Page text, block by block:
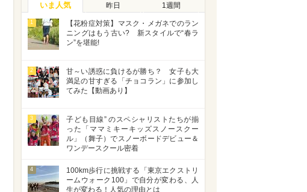
いま人気 昨日 1週間
1
【花粉症対策】マスク・メガネでのラン
ニングはもう古い? 新スタイルで“春ラ
ン”を堪能!
2
甘～い誘惑に負けるが勝ち？ 女子も大
満足の甘すぎる「チョコラン」に参加し
てみた【動画あり】
3
子ども目線” のスペシャリストたちが揃
った「ママミキーキッズスノースクー
ル」（舞子）でスノーボードデビュー＆
ワンデースクール密着
4
100km歩行に挑戦する「東京エクストリ
ームウォーク100」で自分が変わる、人
生が変わる！人気の理由とは